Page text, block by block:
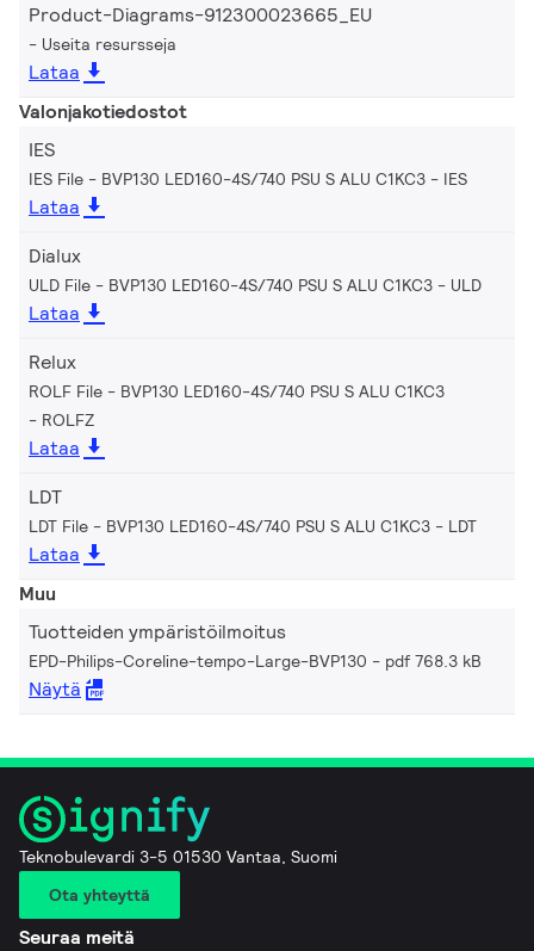
Product-Diagrams-912300023665_EU
Useita resursseja
Lataa
Valonjakotiedostot
IES
IES File - BVP130 LED160-4S/740 PSU S ALU C1KC3 IES
Lataa
Dialux
ULD File - BVP130 LED160-4S/740 PSU S ALU C1KC3 ULD
Lataa
Relux
ROLF File - BVP130 LED160-4S/740 PSU S ALU C1KC3
ROLFZ
Lataa
LDT
LDT File - BVP130 LED160-4S/740 PSU S ALU C1KC3 LDT
Lataa
Muu
Tuotteiden ympäristöilmoitus
EPD-Philips-Coreline-tempo-Large-BVP130 pdf 768.3 kB
Näytä
Teknobulevardi 3-5 01530 Vantaa, Suomi
Ota yhteyttä
Seuraa meitä